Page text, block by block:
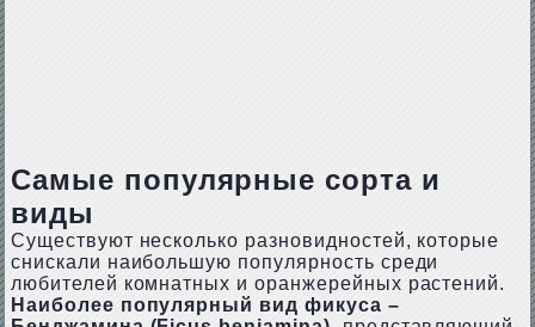
Самые популярные сорта и
виды
Существуют несколько разновидностей, которые
снискали наибольшую популярность среди
любителей комнатных и оранжерейных растений.
Наиболее популярный вид фикуса –